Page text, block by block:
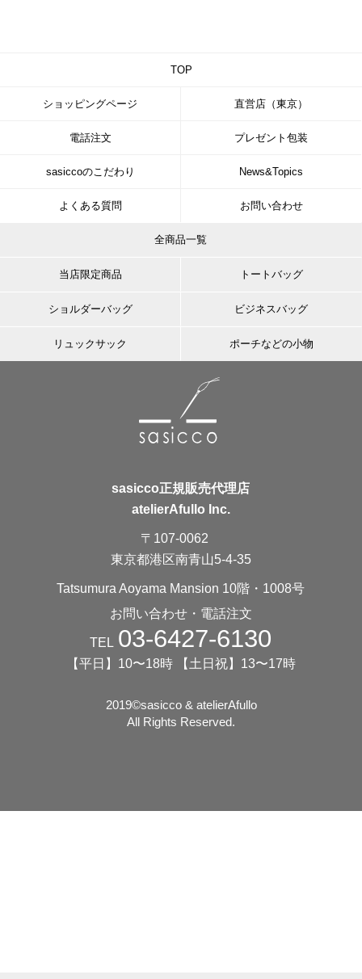
TOP
ショッピングページ 直営店（東京）
電話注文 プレゼント包装
sasiccoのこだわり News&Topics
よくある質問 お問い合わせ
全商品一覧
当店限定商品 トートバッグ
ショルダーバッグ ビジネスバッグ
リュックサック ポーチなどの小物
sasicco正規販売代理店
atelierAfullo Inc.
〒107-0062
東京都港区南青山5-4-35
Tatsumura Aoyama Mansion 10階・1008号
お問い合わせ・電話注文
TEL 03-6427-6130
【平日】10〜18時 【土日祝】13〜17時
2019©️sasicco & atelierAfullo
All Rights Reserved.